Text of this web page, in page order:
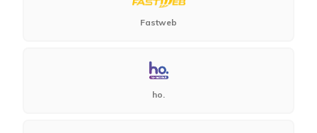
Fastweb
ho.